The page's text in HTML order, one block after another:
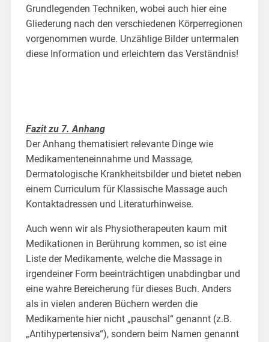
Grundlegenden Techniken, wobei auch hier eine
Gliederung nach den verschiedenen Körperregionen
vorgenommen wurde. Unzählige Bilder untermalen
diese Information und erleichtern das Verständnis!
Fazit zu 7. Anhang
Der Anhang thematisiert relevante Dinge wie
Medikamenteneinnahme und Massage,
Dermatologische Krankheitsbilder und bietet neben
einem Curriculum für Klassische Massage auch
Kontaktadressen und Literaturhinweise.
Auch wenn wir als Physiotherapeuten kaum mit
Medikationen in Berührung kommen, so ist eine
Liste der Medikamente, welche die Massage in
irgendeiner Form beeinträchtigen unabdingbar und
eine wahre Bereicherung für dieses Buch. Anders
als in vielen anderen Büchern werden die
Medikamente hier nicht „pauschal“ genannt (z.B.
„Antihypertensiva“), sondern beim Namen genannt